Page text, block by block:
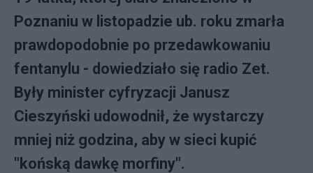
Poznaniu w listopadzie ub. roku zmarła
prawdopodobnie po przedawkowaniu
fentanylu - dowiedziało się radio Zet.
Były minister cyfryzacji Janusz
Cieszyński udowodnił, że wystarczy
mniej niż godzina, aby w sieci kupić
"końską dawkę morfiny".